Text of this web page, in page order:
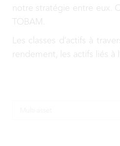
notre stratégie entre eux.
TOBAM.
Les classes d’actifs à
rendement, les actifs liés à